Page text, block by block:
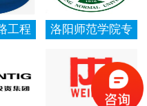
工程
洛阳师范学院专